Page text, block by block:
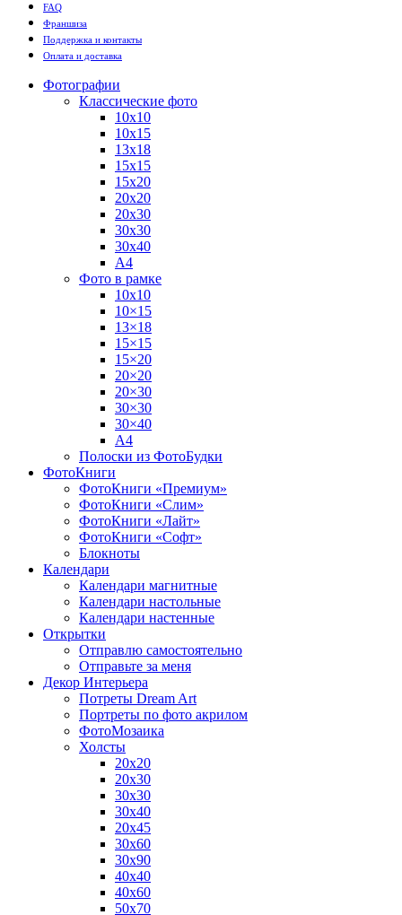
FAQ
Франшиза
Поддержка и контакты
Оплата и доставка
Фотографии
Классические фото
10х10
10х15
13х18
15х15
15х20
20х20
20х30
30х30
30х40
А4
Фото в рамке
10х10
10×15
13×18
15×15
15×20
20×20
20×30
30×30
30×40
A4
Полоски из ФотоБудки
ФотоКниги
ФотоКниги «Премиум»
ФотоКниги «Слим»
ФотоКниги «Лайт»
ФотоКниги «Софт»
Блокноты
Календари
Календари магнитные
Календари настольные
Календари настенные
Открытки
Отправлю самостоятельно
Отправьте за меня
Декор Интерьера
Потреты Dream Art
Портреты по фото акрилом
ФотоМозаика
Холсты
20х20
20х30
30х30
30х40
20х45
30х60
30х90
40х40
40х60
50х70